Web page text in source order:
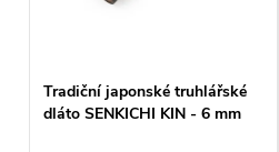
Tradiční japonské truhlářské
dláto SENKICHI KIN - 6 mm